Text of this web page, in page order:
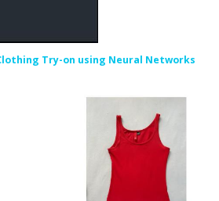
Try-on using Neural Networks